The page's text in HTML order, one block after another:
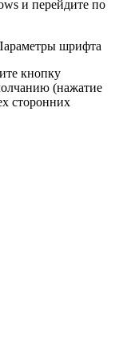
и перейдите по
шрифта
кнопку
(нажатие
сторонних